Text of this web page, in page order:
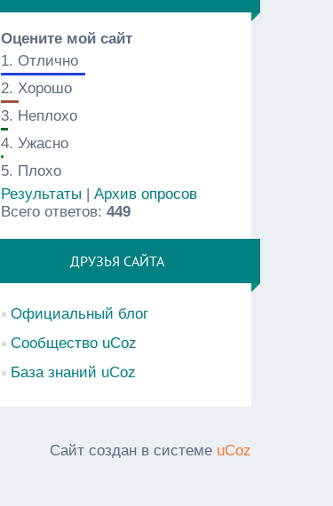
Оцените мой сайт
1.Отлично
2.Хорошо
3. Неплохо
4.Ужасно
5. Плохо
Результаты |Архив опросов
Всего ответов:449
ДРУЗЬЯ САЙТА
Официальный блог
Сообщество uCoz
База знаний uCoz
Сайт создан в системе uCoz